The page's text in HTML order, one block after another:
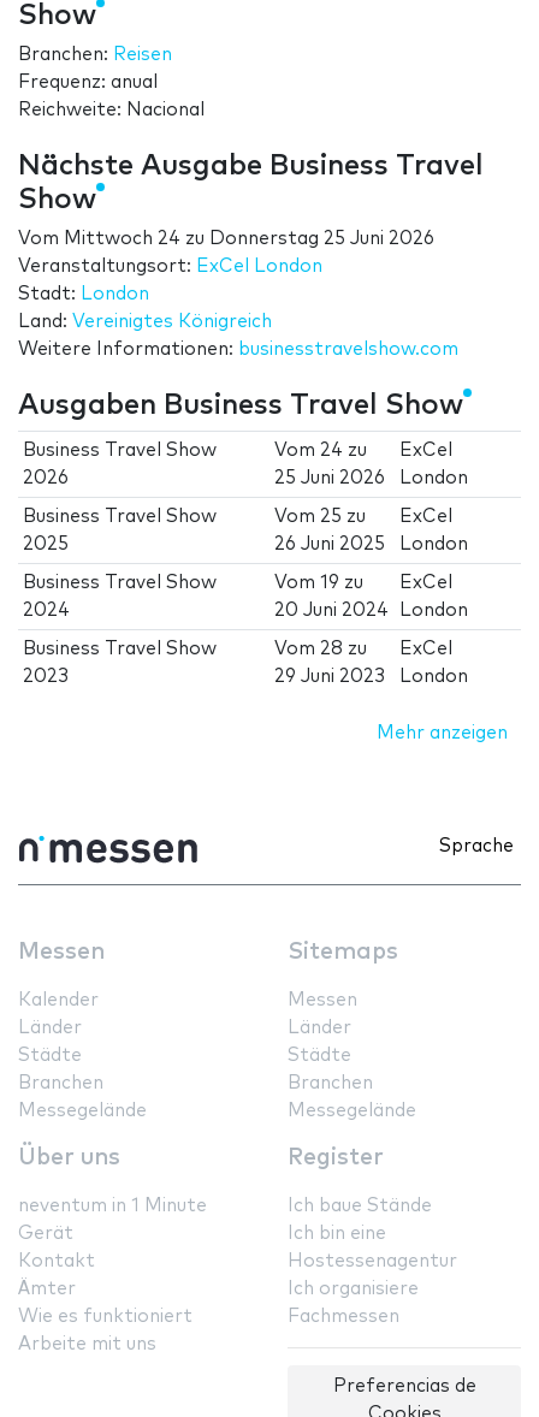
Show
Branchen: Reisen
Frequenz: anual
Reichweite: Nacional
Nächste Ausgabe Business Travel
Show
Vom Mittwoch 24 zu Donnerstag 25 Juni 2026
Veranstaltungsort: ExCel London
Stadt: London
Land: Vereinigtes Königreich
Weitere Informationen: businesstravelshow.com
Ausgaben Business Travel Show
Business Travel Show
2026
Vom 24 zu
25 Juni 2026
ExCel
London
Business Travel Show
2025
Vom 25 zu
26 Juni 2025
ExCel
London
Business Travel Show
2024
Vom19 zu
20 Juni 2024
ExCel
London
Business Travel Show
2023
Vom 28 zu
29 Juni 2023
ExCel
London
Mehr anzeigen
Sprache
Messen
Kalender
Länder
Städte
Branchen
Messegelände
Sitemaps
Messen
Länder
Städte
Branchen
Messegelände
Über uns
neventum in 1 Minute
Gerät
Kontakt
Ämter
Wie es funktioniert
Arbeite mit uns
Register
Ich baue Stände
Ich bin eine
Hostessenagentur
Ich organisiere
Fachmessen
Preferencias de